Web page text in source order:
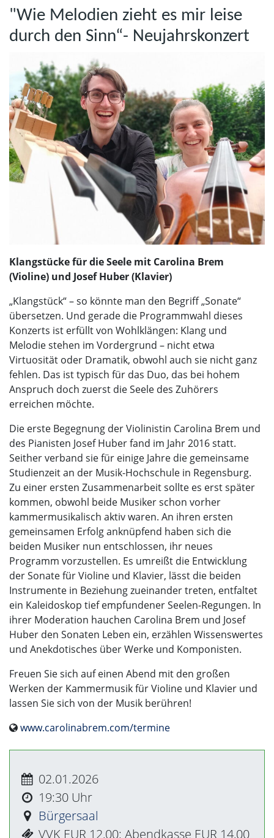
"Wie Melodien zieht es mir leise
durch den Sinn“- Neujahrskonzert
Klangstücke für die Seele mit Carolina Brem
(Violine) und Josef Huber (Klavier)
„Klangstück“ – so könnte man den Begriff „Sonate“
übersetzen. Und gerade die Programmwahl dieses
Konzerts ist erfüllt von Wohlklängen: Klang und
Melodie stehen im Vordergrund – nicht etwa
Virtuosität oder Dramatik, obwohl auch sie nicht ganz
fehlen. Das ist typisch für das Duo, das bei hohem
Anspruch doch zuerst die Seele des Zuhörers
erreichen möchte.
Die erste Begegnung der Violinistin Carolina Brem und
des Pianisten Josef Huber fand im Jahr 2016 statt.
Seither verband sie für einige Jahre die gemeinsame
Studienzeit an der Musik-Hochschule in Regensburg.
Zu einer ersten Zusammenarbeit sollte es erst später
kommen, obwohl beide Musiker schon vorher
kammermusikalisch aktiv waren. An ihren ersten
gemeinsamen Erfolg anknüpfend haben sich die
beiden Musiker nun entschlossen, ihr neues
Programm vorzustellen. Es umreißt die Entwicklung
der Sonate für Violine und Klavier, lässt die beiden
Instrumente in Beziehung zueinander treten, entfaltet
ein Kaleidoskop tief empfundener Seelen-Regungen. In
ihrer Moderation hauchen Carolina Brem und Josef
Huber den Sonaten Leben ein, erzählen Wissenswertes
und Anekdotisches über Werke und Komponisten.
Freuen Sie sich auf einen Abend mit den großen
Werken der Kammermusik für Violine und Klavier und
lassen Sie sich von der Musik berühren!
www.carolinabrem.com/termine
02.01.2026
19:30
Bürgersaal
VVK EUR 12,00; Abendkasse EUR 14,00